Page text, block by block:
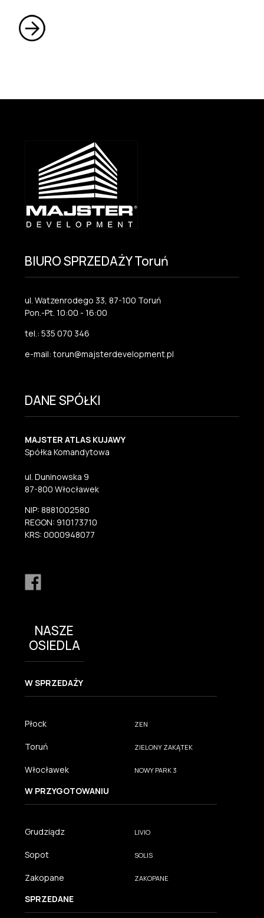
BIURO SPRZEDAŻY Toruń
ul. Watzenrodego 33, 87-100 Toruń
Pon.-Pt. 10:00 - 16:00
tel.: 535 070 346
e-mail: torun@majsterdevelopment.pl
DANE SPÓŁKI
MAJSTER ATLAS KUJAWY
Spółka Komandytowa
ul. Duninowska 9
87-800 Włocławek
NIP: 8881002580
REGON: 910173710
KRS: 0000948077
NASZE
OSIEDLA
W SPRZEDAŻY
Płock ZEN
Toruń ZIELONY ZAKĄTEK
Włocławek NOWY PARK 3
W PRZYGOTOWANIU
Grudziądz LIVIO
Sopot SOLIS
Zakopane ZAKOPANE
SPRZEDANE